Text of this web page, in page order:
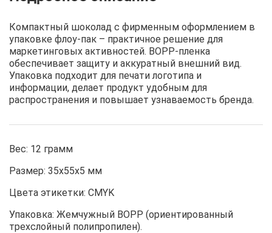
Компактный шоколад с фирменным оформлением в
упаковке флоу-пак – практичное решение для
маркетинговых активностей. BOPP-пленка
обеспечивает защиту и аккуратный внешний вид.
Упаковка подходит для печати логотипа и
информации, делает продукт удобным для
распространения и повышает узнаваемость бренда.
Вес: 12 грамм
Размер: 35х55х5 мм
Цвета этикетки: CMYK
Упаковка: Жемчужный BOPP (ориентированный
трехслойный полипропилен).